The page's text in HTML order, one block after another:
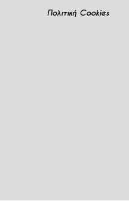
Πολιτική Cookies